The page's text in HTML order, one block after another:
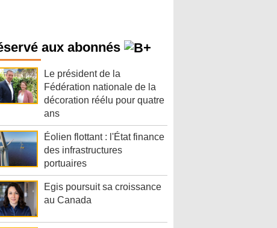
aux abonnés
Le président de la
Fédération nationale de la
décoration réélu pour quatre
ans
Éolien flottant : l'État finance
des infrastructures
portuaires
Egis poursuit sa croissance
au Canada